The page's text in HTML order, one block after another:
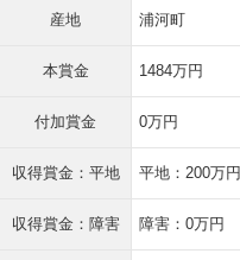
産地 浦河町
本賞金 1484万円
付加賞金 0万円
収得賞金：平地 平地：200万円
収得賞金：障害 障害：0万円